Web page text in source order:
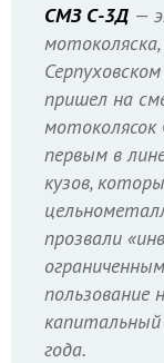
СМЗ С-3Д —
пришел на
первым в
кузов,
прозвали
пользование
года.